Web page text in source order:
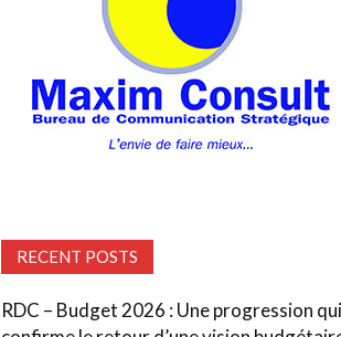
RECENT POSTS
RDC – Budget 2026 : Une progression qui